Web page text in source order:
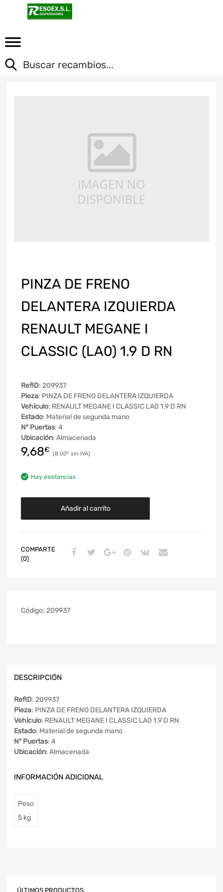
PINZA DE FRENO
DELANTERA IZQUIERDA
RENAULT MEGANE I
CLASSIC (LA0) 1.9 D RN
RefID: 209937
Pieza: PINZA DE FRENO DELANTERA IZQUIERDA
Vehículo: RENAULT MEGANE I CLASSIC LA0 1.9 D RN
Estado: Material de segunda mano
Nº Puertas: 4
Ubicación: Almacenada
9,68€ 8,00€
Hay existencias
Añadir al carrito
COMPARTE
(0)
Código: 209937
DESCRIPCIÓN
RefID: 209937
Pieza: PINZA DE FRENO DELANTERA IZQUIERDA
Vehículo: RENAULT MEGANE I CLASSIC LA0 1.9 D RN
Estado: Material de segunda mano
Nº Puertas: 4
Ubicación: Almacenada
INFORMACIÓN ADICIONAL
Peso
5 kg
ÚLTIMOS PRODUCTOS